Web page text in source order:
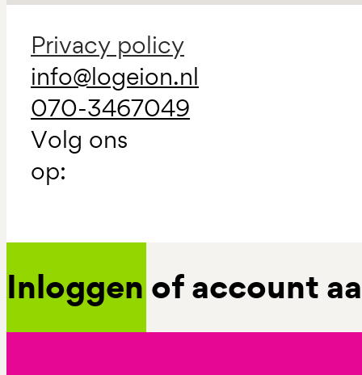
Privacy policy
info@logeion.nl
070-3467049
Volg ons
op:
Inloggen of account